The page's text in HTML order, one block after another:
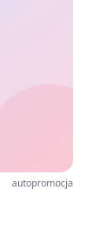
autopromocja